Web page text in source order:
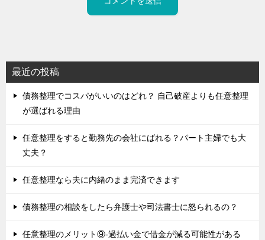
最近の投稿
債務整理でコスパがいいのはどれ？ 自己破産よりも任意整理
が選ばれる理由
任意整理をすると勤務先の会社にばれる？パート主婦でも大
丈夫？
任意整理なら夫に内緒のまま完済できます
債務整理の相談をしたら弁護士や司法書士に怒られるの？
任意整理のメリット⑨-過払い金で借金が減る可能性がある